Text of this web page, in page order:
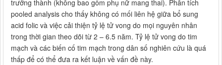
trưởng thành (không bao gồm phụ nữ mang thai). Phân tích
pooled analysis cho thấy không có mối liên hệ giữa bổ sung
acid folic và việc cải thiện tỷ lệ tử vong do mọi nguyên nhân
trong thời gian theo dõi từ 2 – 6.5 năm. Tỷ lệ tử vong do tim
mạch và các biến cố tim mạch trong dân số nghiên cứu là quá
thấp để có thể đưa ra kết luận về vấn đề này.